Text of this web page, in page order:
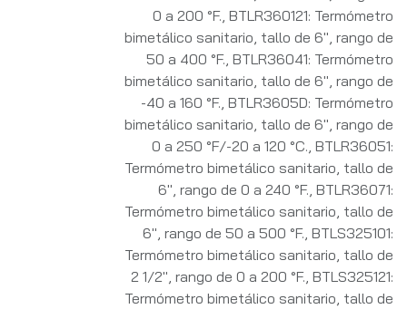
0 a 200 °F. BTLR360121: Termómetro
bimetálico sanitario, tallo de 6", rango de
50 a 400 °F. BTLR36041: Termómetro
bimetálico sanitario, tallo de 6", rango de
-40 a 160 °F. BTLR3605D: Termómetro
bimetálico sanitario, tallo de 6", rango de
0 a 250 °F/-20 a 120 °C. BTLR36051:
Termómetro bimetálico sanitario, tallo de
6", rango de 0 a 240 °F. BTLR36071:
Termómetro bimetálico sanitario, tallo de
6", rango de 50 a 500 °F. BTLS325101:
Termómetro bimetálico sanitario, tallo de
2 1/2", rango de 0 a 200 °F. BTLS325121:
Termómetro bimetálico sanitario, tallo de